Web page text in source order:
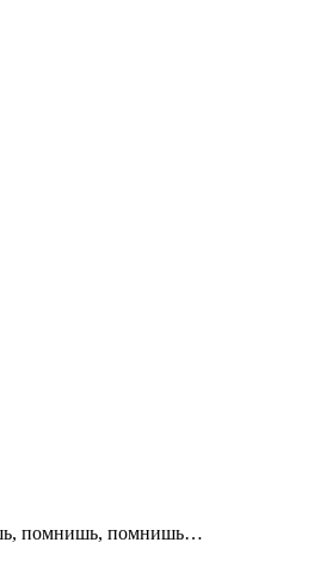
помнишь, помнишь…